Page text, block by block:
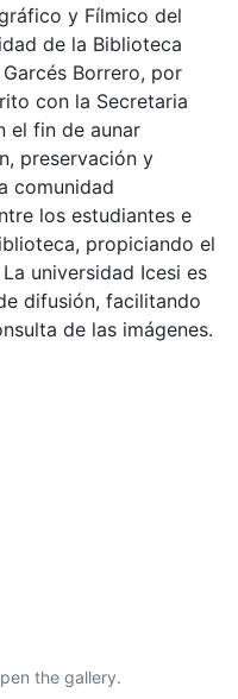
y Fílmico del
de la Biblioteca
Borrero, por
con la Secretaria
el fin de aunar
preservación y
comunidad
los estudiantes e
propiciando el
universidad Icesi es
difusión, facilitando
de las imágenes.
the gallery.